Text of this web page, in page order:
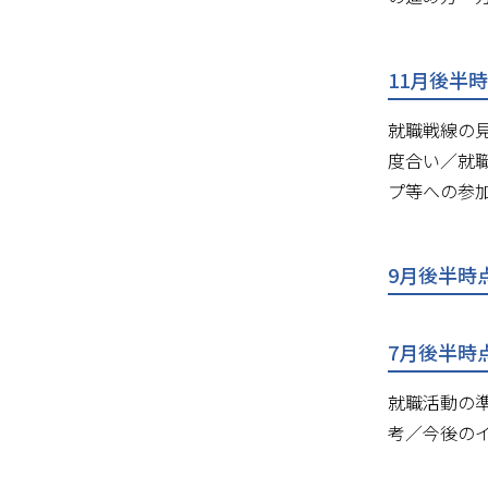
11月後半
就職戦線の
度合い／就
プ等への参
9月後半時
7月後半時
就職活動の
考／今後の